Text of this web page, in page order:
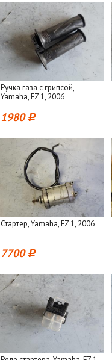
Ручка газа с грипсой,
Yamaha, FZ 1, 2006
1980
Стартер, Yamaha, FZ 1, 2006
7700